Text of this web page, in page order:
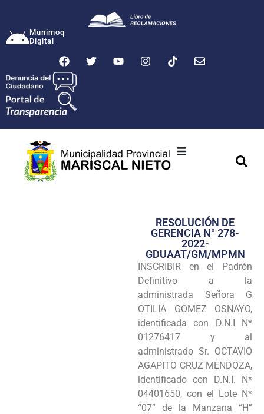
Munimoq
Digital
Transparencia
Seguridad
Programas
Intranet
RESOLUCIÓN DE
GERENCIA N° 278-
2022-
GDUAAT/GM/MPMN
INSCRIBIR en el Padrón
Definitivo a la
administrada Señora G
OTILIA GOMEZ OSNAYO,
identificada con D.N.I N*
01276417 y al
administrado Sr. OCTAVIO
AGAPITO CRUZ MENDOZA,
identificado con D.N.I. N*
04401650, con el Lote N*
“07” de la Manzana “H”